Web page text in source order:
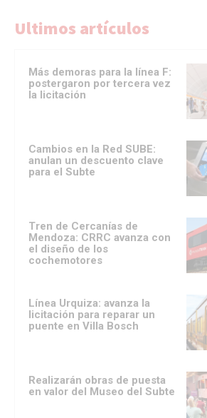
Ultimos artículos
Más demoras para la línea F:
postergaron por tercera vez
la licitación
Cambios en la Red SUBE:
anulan un descuento clave
para el Subte
Tren de Cercanías de
Mendoza: CRRC avanza con
el diseño de los
cochemotores
Línea Urquiza: avanza la
licitación para reparar un
puente en Villa Bosch
Realizarán obras de puesta
en valor del Museo del Subte